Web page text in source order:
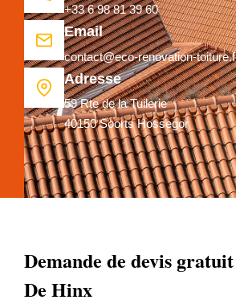
+33 6 98 81 39 60
Email
contact@eco-renovation-
Adresse
59 Rte de la Tuilerie
40150 Soorts Hossegor
Demande de devis
De Hinx